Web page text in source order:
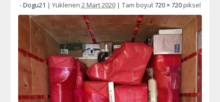
-Dogu21 | Yüklenen 2 Mart 2020 | Tam boyut720 × 720piksel